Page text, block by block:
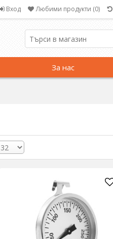
Вход Любими продукти (0)
За нас